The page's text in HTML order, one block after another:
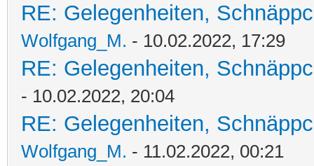
RE: Gelegenheiten,
Wolfgang_M. - 10.02.2022, 17:29
RE: Gelegenheiten,
- 10.02.2022, 20:04
RE: Gelegenheiten,
Wolfgang_M. - 11.02.2022, 00:21